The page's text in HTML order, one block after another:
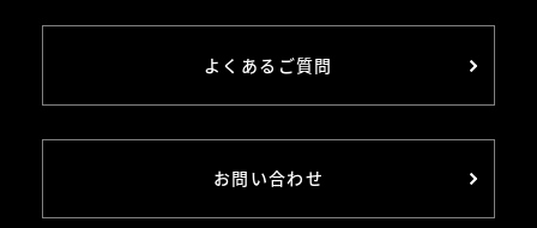
よくあるご質問
お問い合わせ